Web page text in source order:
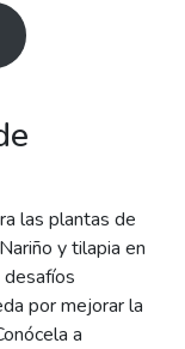
las plantas de
y tilapia en
por mejorar la
a